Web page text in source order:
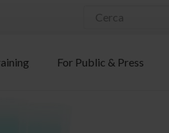
For Public & Press